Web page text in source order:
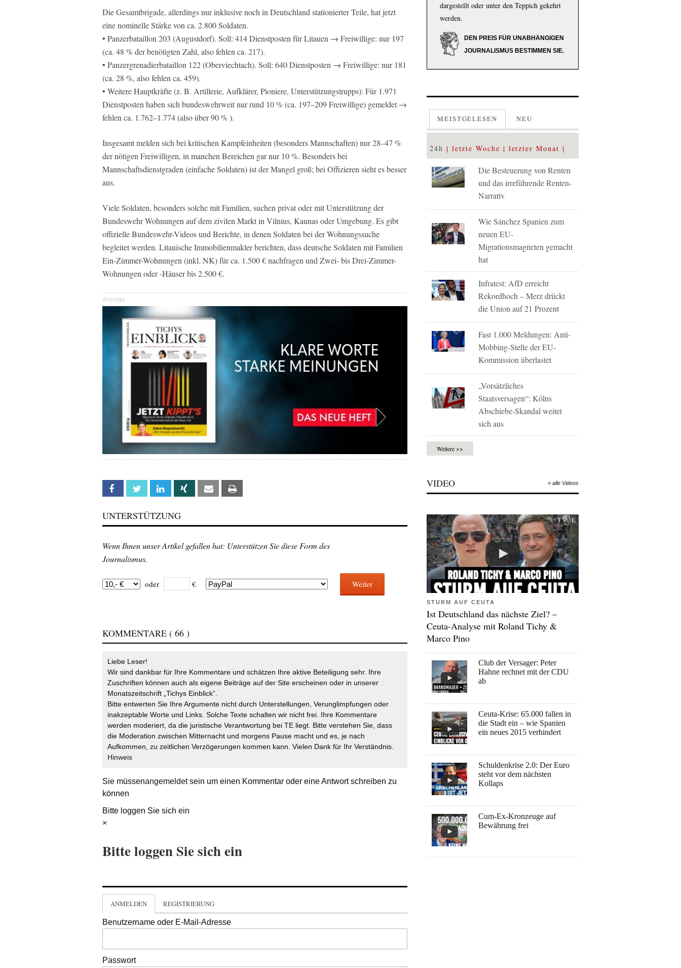
Die Gesamtbrigade, allerdings nur inklusive noch in Deutschland stationierter Teile, hat jetzt
eine nominelle Stärke von ca. 2.800 Soldaten.
• Panzerbataillon 203 (Augustdorf). Soll: 414 Dienstposten für Litauen → Freiwillige: nur 197
(ca. 48 % der benötigten Zahl, also fehlen ca. 217).
• Panzergrenadierbataillon 122 (Oberviechtach). Soll: 640 Dienstposten → Freiwillige: nur 181
(ca. 28 %, also fehlen ca. 459).
• Weitere Hauptkräfte (z. B. Artillerie, Aufklärer, Pioniere, Unterstützungstrupps): Für 1.971
Dienstposten haben sich bundeswehrweit nur rund 10 % (ca. 197–209 Freiwillige) gemeldet →
fehlen ca. 1.762–1.774 (also über 90 % ).
Insgesamt melden sich bei kritischen Kampfeinheiten (besonders Mannschaften) nur 28–47 %
der nötigen Freiwilligen, in manchen Bereichen gar nur 10 %. Besonders bei
Mannschaftsdienstgraden (einfache Soldaten) ist der Mangel groß; bei Offizieren sieht es besser
aus.
Viele Soldaten, besonders solche mit Familien, suchen privat oder mit Unterstützung der
Bundeswehr Wohnungen auf dem zivilen Markt in Vilnius, Kaunas oder Umgebung. Es gibt
offizielle Bundeswehr-Videos und Berichte, in denen Soldaten bei der Wohnungssuche
begleitet werden. Litauische Immobilienmakler berichten, dass deutsche Soldaten mit Familien
Ein-Zimmer-Wohnungen (inkl. NK) für ca. 1.500 € nachfragen und Zwei- bis Drei-Zimmer-
Wohnungen oder -Häuser bis 2.500 €.
Anzeige
Facebook Twitter Linkedin Xing Email
UNTERSTÜTZUNG
Wenn Ihnen unser Artikel gefallen hat: Unterstützen Sie diese Form des
Journalismus.
oder € Weiter
KOMMENTARE ( 66 )
Liebe Leser!
Wir sind dankbar für Ihre Kommentare und schätzen Ihre aktive Beteiligung sehr. Ihre
Zuschriften können auch als eigene Beiträge auf der Site erscheinen oder in unserer
Monatszeitschrift „Tichys Einblick“.
Bitte entwerten Sie Ihre Argumente nicht durch Unterstellungen, Verunglimpfungen oder
inakzeptable Worte und Links. Solche Texte schalten wir nicht frei. Ihre Kommentare
werden moderiert, da die juristische Verantwortung bei TE liegt. Bitte verstehen Sie, dass
die Moderation zwischen Mitternacht und morgens Pause macht und es, je nach
Aufkommen, zu zeitlichen Verzögerungen kommen kann. Vielen Dank für Ihr Verständnis.
Hinweis
Sie müssenangemeldetsein um einen Kommentar oder eine Antwort schreiben zu
können
Bitte loggen Sie sich ein
×
Bitte loggen Sie sich ein
ANMELDEN REGISTRIERUNG
Benutzername oder E-Mail-Adresse
Passwort
dargestellt oder unter den Teppich gekehrt
werden.
DEN PREIS FÜR UNABHÄNGIGEN
JOURNALISMUS BESTIMMEN SIE.
MEISTGELESEN NEU
24h letzte Woche letzter Monat
Die Besteuerung von Renten
und das irreführende Renten-
Narrativ
Wie Sánchez Spanien zum
neuen EU-
Migrationsmagneten gemacht
hat
Infratest: AfD erreicht
Rekordhoch – Merz drückt
die Union auf 21 Prozent
Fast 1.000 Meldungen: Anti-
Mobbing-Stelle der EU-
Kommission überlastet
„Vorsätzliches
Staatsversagen“: Kölns
Abschiebe-Skandal weitet
sich aus
Weitere >>
VIDEO » alle Videos
STURM AUF CEUTA
Ist Deutschland das nächste Ziel? –
Ceuta-Analyse mit Roland Tichy &
Marco Pino
Club der Versager: Peter
Hahne rechnet mit der CDU
ab
Ceuta-Krise: 65.000 fallen in
die Stadt ein – wie Spanien
ein neues 2015 verhindert
Schuldenkrise 2.0: Der Euro
steht vor dem nächsten
Kollaps
Cum-Ex-Kronzeuge auf
Bewährung frei